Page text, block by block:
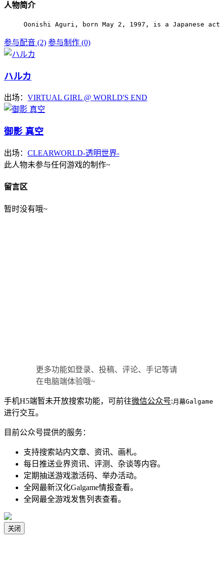
人物简介
Oonishi Aguri, born May 2, 1997, is a Japanese
参与配音 (2) 参与制作 (0)
ハルカ
出场： VIRTUAL GIRL @ WORLD'S END
御影 真空
出场： CLEARWORLD-透明世界-
此人物未参与任何游戏的制作~
留言区
暂时没有哦~
更多功能如登录、投稿、评论、手记等请
在电脑端体验哦~
手机H5端暂未开放搜索功能，可前往微信公众号: 月幕Galgame
进行交互。
目前公众号提供的服务：
支持搜索站内文章、资讯、画札。
每日推送业界资讯、评测、杂谈等内容。
定期抽送游戏激活码、举办活动。
全网最新汉化Galgame情报查看。
全网最全游戏发售列表查看。
关闭